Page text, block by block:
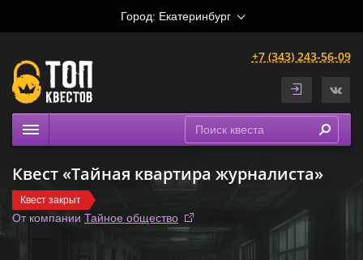
Город: Екатеринбург
+7 (343) 243-56-09
Расписание
Рейтинги
Квест «Тайная квартира журналиста»
Квест закрыт
От компании Тайное общество